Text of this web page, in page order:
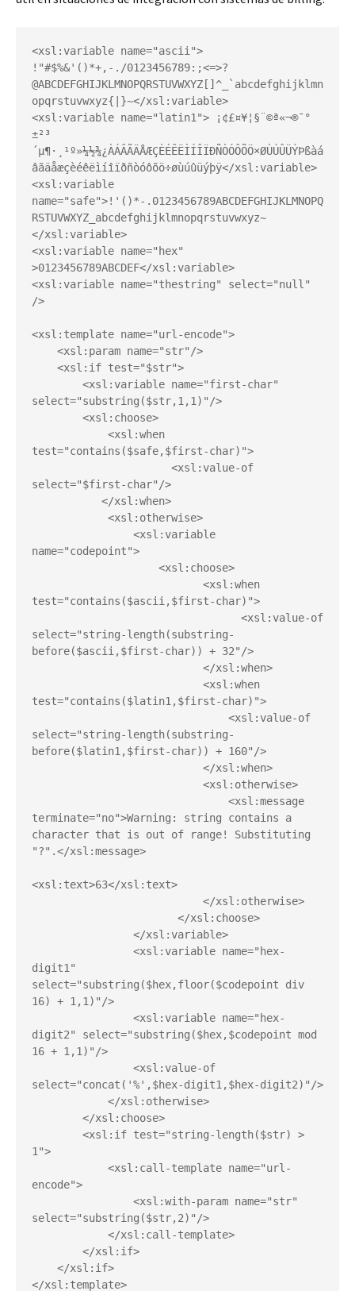
<xsl:variable name="ascii">
!"#$%&'()*+,-./0123456789:;<=>?
@ABCDEFGHIJKLMNOPQRSTUVWXYZ[]^_`abcdefghijklmn
opqrstuvwxyz{|}~</xsl:variable>
<xsl:variable name="latin1"> ¡¢£¤¥¦§¨©ª«¬­®¯°
±²³
´µ¶·¸¹º»¼½¾¿ÀÁÂÃÄÅÆÇÈÉÊËÌÍÎÏÐÑÒÓÔÕÖ×ØÙÚÛÜÝÞßàá
âãäåæçèéêëìíîïðñòóôõö÷øùúûüýþÿ</xsl:variable>
<xsl:variable
name="safe">!'()*-.0123456789ABCDEFGHIJKLMNOPQ
RSTUVWXYZ_abcdefghijklmnopqrstuvwxyz~
</xsl:variable>
<xsl:variable name="hex"
>0123456789ABCDEF</xsl:variable>
<xsl:variable name="thestring" select="null"
/>
<xsl:template name="url-encode">
select="substring($str,1,1)"/>
test="contains($safe,$first-char)">
select="$first-char"/>
name="codepoint">
test="contains($ascii,$first-char)">
select="string-length(substring-
before($ascii,$first-char)) + 32"/>
test="contains($latin1,$first-char)">
select="string-length(substring-
before($latin1,$first-char)) + 160"/>
terminate="no">Warning: string contains a
character that is out of range! Substituting
"?".</xsl:message>
<xsl:text>63</xsl:text>
digit1"
select="substring($hex,floor($codepoint div
16) + 1,1)"/>
digit2" select="substring($hex,$codepoint mod
16 + 1,1)"/>
select="concat('%',$hex-digit1,$hex-digit2)"/>
1">
encode">
select="substring($str,2)"/>
</xsl:template>